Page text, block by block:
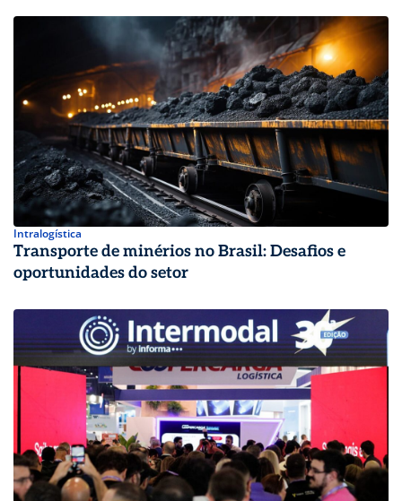
Intralogística
Transporte de minérios no Brasil: Desafios e
oportunidades do setor